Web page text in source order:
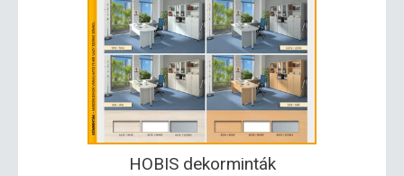
HOBIS dekorminták